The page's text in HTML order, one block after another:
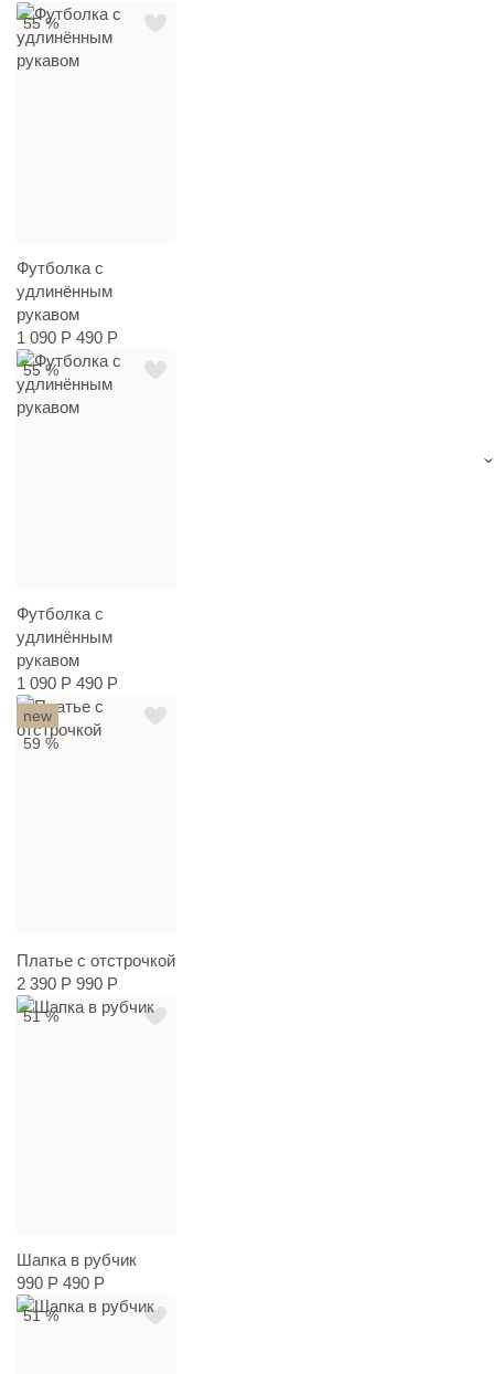
55 %
Футболка с
удлинённым
рукавом
1 090 Р 490 Р
55 %
Футболка с
удлинённым
рукавом
1 090 Р 490 Р
new
59 %
Платье с отстрочкой
2 390 Р 990 Р
51 %
Шапка в рубчик
990 Р 490 Р
51 %